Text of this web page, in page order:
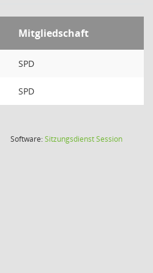
Mitgliedschaft
SPD
SPD
Software:SitzungsdienstSession(Wird in